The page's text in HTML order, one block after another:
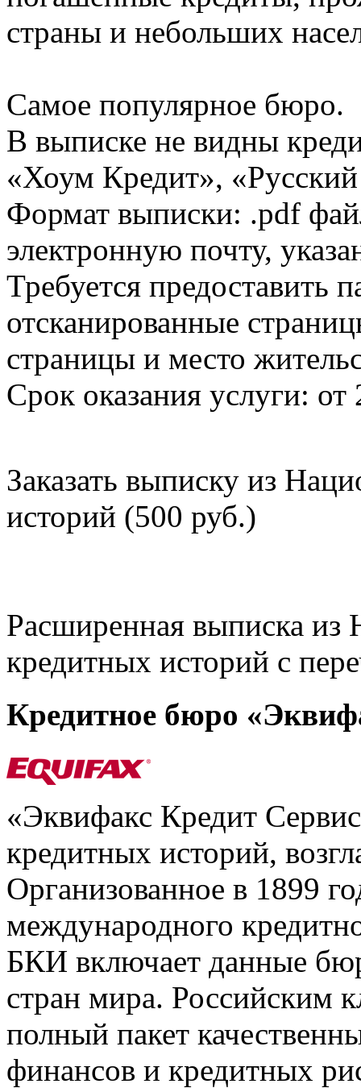
страны и небольших
Самое популярное бюро.
В выписке не видны
«Хоум Кредит»,
Формат выписки: .pdf
электронную почту,
Требуется предоставить
отсканированные
страницы и место
Срок оказания услуги: от
Заказать выписку из
историй (500 руб.)
Расширенная выписка из
кредитных историй с
Кредитное бюро
«Эквифакс Кредит
кредитных историй,
Организованное в 1899
международного
БКИ включает данные
стран мира. Российским
полный пакет
финансов и кредитных